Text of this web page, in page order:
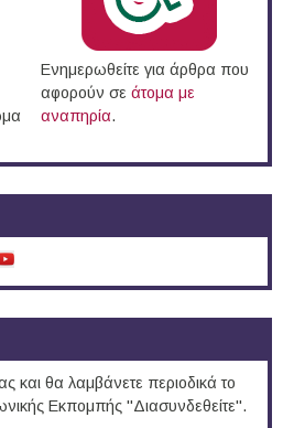
Ενημερωθείτε για άρθρα που
αφορούν σε άτομα με
αναπηρία.
και θα λαμβάνετε περιοδικά το
Εκπομπής "Διασυνδεθείτε".